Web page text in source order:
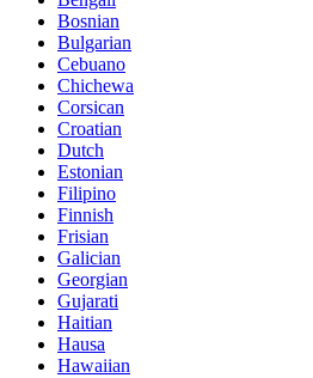
Bosnian
Bulgarian
Cebuano
Chichewa
Corsican
Croatian
Dutch
Estonian
Filipino
Finnish
Frisian
Galician
Georgian
Gujarati
Haitian
Hausa
Hawaiian